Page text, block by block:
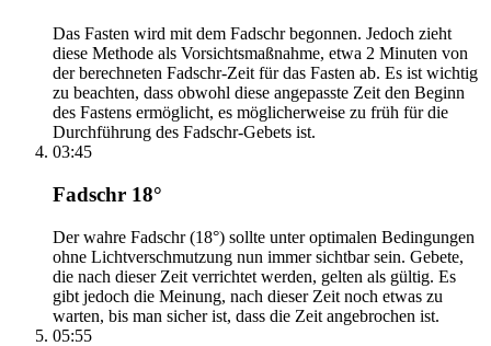
Das Fasten wird mit dem Fadschr begonnen. Jedoch zieht
diese Methode als Vorsichtsmaßnahme, etwa 2 Minuten von
der berechneten Fadschr-Zeit für das Fasten ab. Es ist wichtig
zu beachten, dass obwohl diese angepasste Zeit den Beginn
des Fastens ermöglicht, es möglicherweise zu früh für die
Durchführung des Fadschr-Gebets ist.
03:45
Fadschr 18°
Der wahre Fadschr (18°) sollte unter optimalen Bedingungen
ohne Lichtverschmutzung nun immer sichtbar sein. Gebete,
die nach dieser Zeit verrichtet werden, gelten als gültig. Es
gibt jedoch die Meinung, nach dieser Zeit noch etwas zu
warten, bis man sicher ist, dass die Zeit angebrochen ist.
05:55